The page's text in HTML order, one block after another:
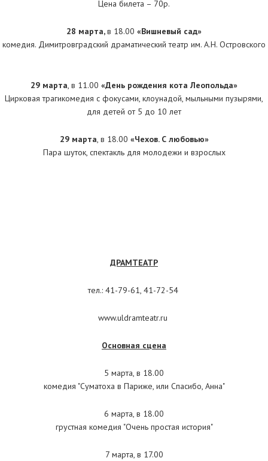
Цена билета – 70р.
28 марта,в 18.00 «Вишневый сад»
комедия. Димитровградский драматический театр им. А.Н. Островского
29 марта, в 11.00 «День рождения кота Леопольда»
Цирковая трагикомедия с фокусами, клоунадой, мыльными пузырями,
для детей от 5 до 10 лет
29 марта, в 18.00 «Чехов. С любовью»
Пара шуток, спектакль для молодежи и взрослых
ДРАМТЕАТР
тел.: 41-79-61, 41-72-54
www.uldramteatr.ru
Основная сцена
5 марта, в 18.00
комедия "Суматоха в Париже, или Спасибо, Анна"
6 марта, в 18.00
грустная комедия "Очень простая история"
7 марта, в 17.00